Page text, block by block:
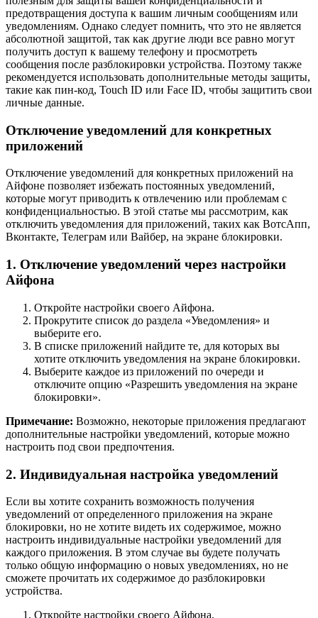
предотвращения доступа к вашим личным сообщениям или
уведомлениям. Однако следует помнить, что это не является
абсолютной защитой, так как другие люди все равно могут
получить доступ к вашему телефону и просмотреть
сообщения после разблокировки устройства. Поэтому также
рекомендуется использовать дополнительные методы защиты,
такие как пин-код, Touch ID или Face ID, чтобы защитить свои
личные данные.
Отключение уведомлений для конкретных
приложений
Отключение уведомлений для конкретных приложений на
Айфоне позволяет избежать постоянных уведомлений,
которые могут приводить к отвлечению или проблемам с
конфиденциальностью. В этой статье мы рассмотрим, как
отключить уведомления для приложений, таких как ВотсАпп,
Вконтакте, Телеграм или Вайбер, на экране блокировки.
1. Отключение уведомлений через настройки
Айфона
Откройте настройки своего Айфона.
Прокрутите список до раздела «Уведомления» и
выберите его.
В списке приложений найдите те, для которых вы
хотите отключить уведомления на экране блокировки.
Выберите каждое из приложений по очереди и
отключите опцию «Разрешить уведомления на экране
блокировки».
Примечание: Возможно, некоторые приложения предлагают
дополнительные настройки уведомлений, которые можно
настроить под свои предпочтения.
2. Индивидуальная настройка уведомлений
Если вы хотите сохранить возможность получения
уведомлений от определенного приложения на экране
блокировки, но не хотите видеть их содержимое, можно
настроить индивидуальные настройки уведомлений для
каждого приложения. В этом случае вы будете получать
только общую информацию о новых уведомлениях, но не
сможете прочитать их содержимое до разблокировки
устройства.
Откройте настройки своего Айфона.